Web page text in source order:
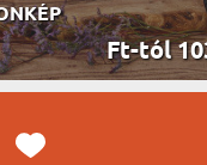
Ft-tól